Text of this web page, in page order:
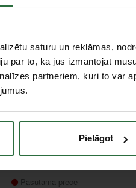
saturu un reklāmas,
par to, kā jūs izmantojat
partneriem, kuri to var
Pielāgot
perforators MAKITA
DHR264Z bez
Pasūtāma prece